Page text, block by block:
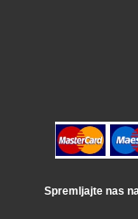
Spremljajte nas